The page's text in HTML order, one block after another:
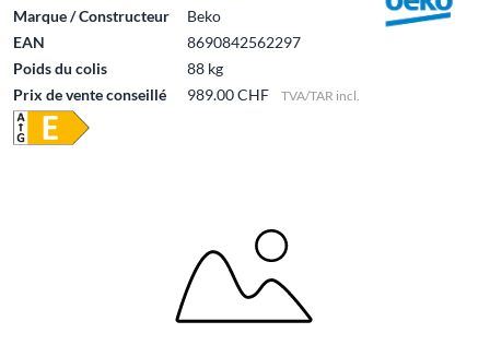
Marque / Constructeur
Beko
EAN
8690842562297
Poids du colis
88 kg
Prix de vente conseillé
989.00 CHF TVA/TAR incl.